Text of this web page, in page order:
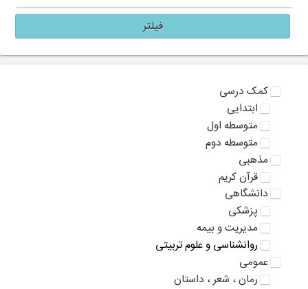
فیلتر
کمک درسی
ابتدایی
متوسطه اول
متوسطه دوم
مذهبی
قرآن کریم
دانشگاهی
پزشکی
مدیریت و بیمه
روانشناسی و علوم تربیتی
عمومی
رمان ، شعر ، داستان